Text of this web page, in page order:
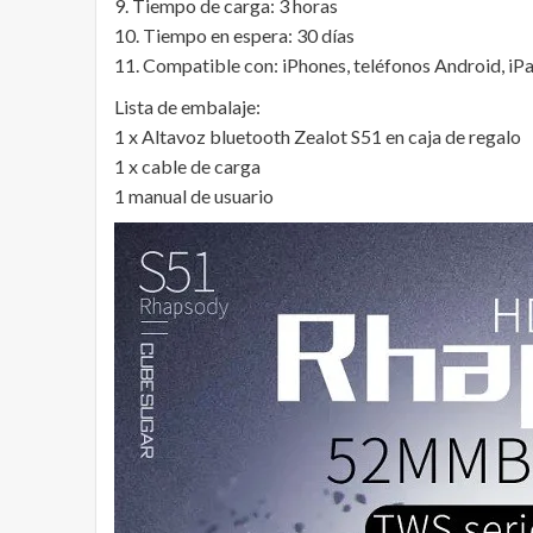
9. Tiempo de carga: 3 horas
10. Tiempo en espera: 30 días
11. Compatible con: iPhones, teléfonos Android,
Lista de embalaje:
1 x Altavoz bluetooth Zealot S51 en caja de regalo
1 x cable de carga
1 manual de usuario